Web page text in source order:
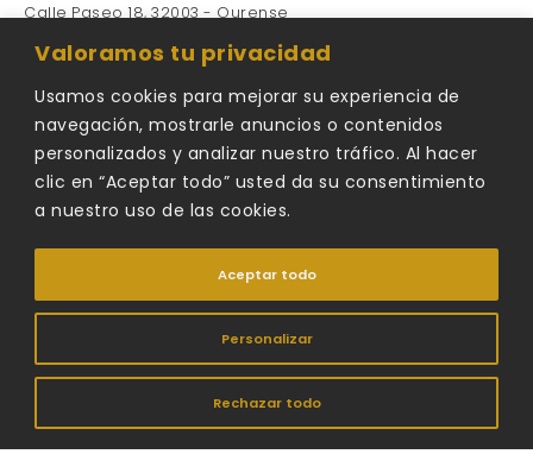
Valoramos tu privacidad
Usamos cookies para mejorar su experiencia de
navegación, mostrarle anuncios o contenidos
personalizados y analizar nuestro tráfico. Al hacer
clic en “Aceptar todo” usted da su consentimiento
a nuestro uso de las cookies.
Personalizar
Rechazar todo
Aceptar todo
Calle Paseo 18, 32003 - Ourense
679475678
carro@carroestudio.es
Formulario de contacto
©2026 Carro Estudio | Deseñado por AGRUOSTUDIO